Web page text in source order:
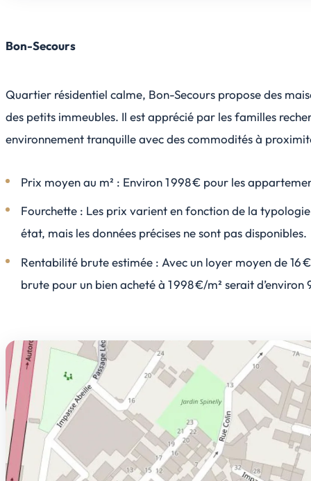
Bon-Secours
Quartier résidentiel calme, Bon-Secours propose des
des petits immeubles. Il est apprécié par les familles
environnement tranquille avec des commodités à
Prix moyen au m² : Environ 1 998 € pour les
Fourchette : Les prix varient en fonction de la
état, mais les données précises ne sont pas disponibles.
Rentabilité brute estimée : Avec un loyer moyen de 16
brute pour un bien acheté à 1 998 €/m² serait d’environ